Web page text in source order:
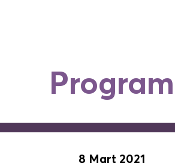
Program
8 Mart 2021